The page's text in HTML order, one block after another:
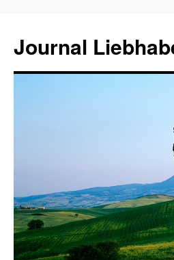
Journal